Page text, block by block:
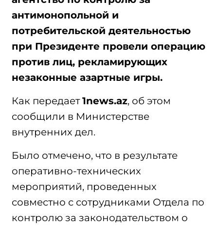
антимонопольной и
потребительской деятельностью
при Президенте провели операцию
против лиц, рекламирующих
незаконные азартные игры.
Как передает1news.az, об этом
сообщили в Министерстве
внутренних дел.
Было отмечено, что в результате
оперативно-технических
мероприятий, проведенных
совместно с сотрудниками Отдела по
контролю за законодательством о